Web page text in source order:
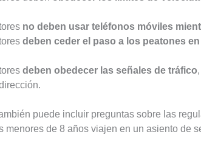
no deben usar teléfonos móviles
deben ceder el paso a los peatones
deben obedecer las señales de tráfico
puede incluir preguntas sobre las
menores de 8 años viajen en un asiento de